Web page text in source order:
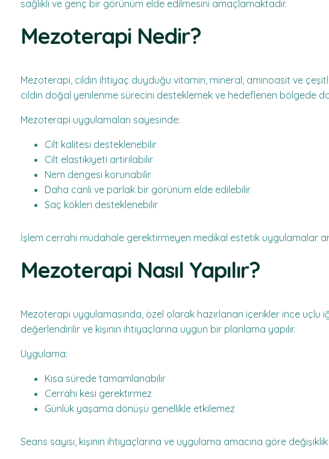
sağlıklı ve genç bir görünüm elde edilmesini amaçlamaktadır.
Mezoterapi Nedir?
Mezoterapi, cildin ihtiyaç duyduğu vitamin, mineral, aminoasit ve
cildin doğal yenilenme sürecini desteklemek ve hedeflenen bölgede
Mezoterapi uygulamaları sayesinde:
Cilt kalitesi desteklenebilir
Cilt elastikiyeti artırılabilir
Nem dengesi korunabilir
Daha canlı ve parlak bir görünüm elde edilebilir
Saç kökleri desteklenebilir
İşlem cerrahi müdahale gerektirmeyen medikal estetik uygulamalar
Mezoterapi Nasıl Yapılır?
Mezoterapi uygulamasında, özel olarak hazırlanan içerikler ince uçlu
değerlendirilir ve kişinin ihtiyaçlarına uygun bir planlama yapılır.
Uygulama:
Kısa sürede tamamlanabilir
Cerrahi kesi gerektirmez
Günlük yaşama dönüşü genellikle etkilemez
Seans sayısı, kişinin ihtiyaçlarına ve uygulama amacına göre